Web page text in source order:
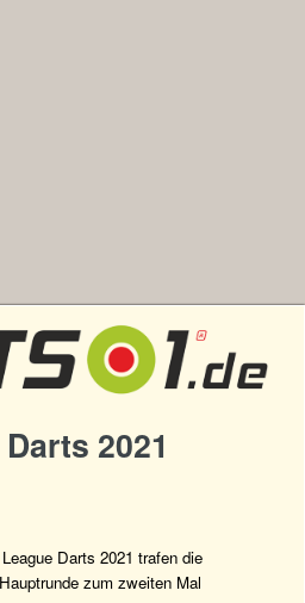
2021
Darts 2021 trafen die
zum zweiten Mal